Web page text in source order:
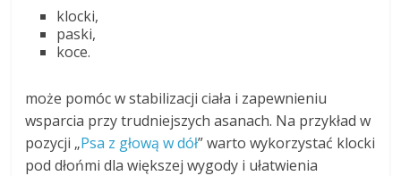
klocki,
paski,
koce.
może pomóc w stabilizacji ciała i zapewnieniu
wsparcia przy trudniejszych asanach. Na przykład w
pozycji „Psa z głową w dół” warto wykorzystać klocki
pod dłońmi dla większej wygody i ułatwienia